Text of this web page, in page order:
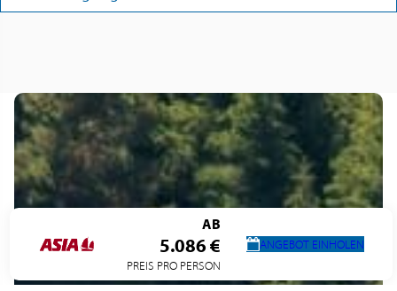
AB
5.086 €
PREIS PRO PERSON
ANGEBOT EINHOLEN